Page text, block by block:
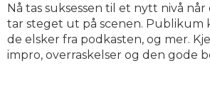
Nå tas suksessen til et nytt nivå
tar steget ut på scenen. Publikum
de elsker fra podkasten, og mer.
impro, overraskelser og den gode